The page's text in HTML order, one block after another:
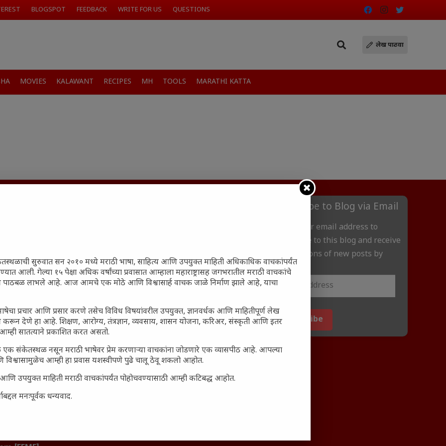
BLOGSPOT FEEDBACK WRITE FOR US QUESTIONS
लेख पाठवा
MOVIES KALAWANT RECIPES MH TOOLS MARATHI KATTA
गावठी उपाय – घरच्या
प्राथमिक आराम
साक्षीदार
आणि हरवत चाललेली
: आजच्या तरुणांच्या मनात
स्वप्नांना वास्तवात
शक्ती
शेतकऱ्यांसमोरील नवीन
संधी
संपूर्ण भारतातील शेतकऱ्यांना
मीडियावर चर्चांना उधाण
Subscribe to Blog via Email
Enter your email address to
subscribe to this blog and receive
notifications of new posts by
email.
Subscribe
सुरुवात सन २०१० मध्ये मराठी भाषा, साहित्य आणि उपयुक्त माहिती अधिकाधिक वाचकांपर्यंत
आली. गेल्या १५ पेक्षा अधिक वर्षांच्या प्रवासात आम्हाला महाराष्ट्रासह जगभरातील मराठी वाचकांचे
पाठबळ लाभले आहे. आज आमचे एक मोठे आणि विश्वासार्ह वाचक जाळे निर्माण झाले आहे, याचा
प्रचार आणि प्रसार करणे तसेच विविध विषयांवरील उपयुक्त, ज्ञानवर्धक आणि माहितीपूर्ण लेख
करून देणे हा आहे. शिक्षण, आरोग्य, तंत्रज्ञान, व्यवसाय, शासन योजना, करिअर, संस्कृती आणि इतर
सातत्याने प्रकाशित करत असतो.
संकेतस्थळ नसून मराठी भाषेवर प्रेम करणाऱ्या वाचकांना जोडणारे एक व्यासपीठ आहे. आपल्या
आम्ही हा प्रवास यशस्वीपणे पुढे चालू ठेवू शकलो आहोत.
आणि उपयुक्त माहिती मराठी वाचकांपर्यंत पोहोचवण्यासाठी आम्ही कटिबद्ध आहोत.
मनःपूर्वक धन्यवाद.